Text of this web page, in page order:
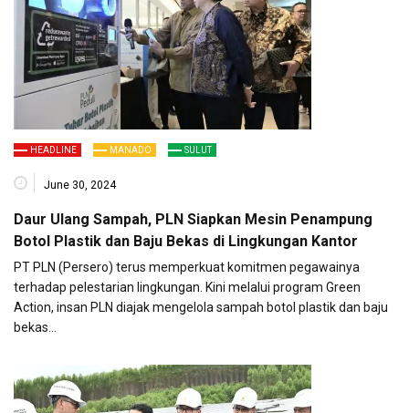
HEADLINE MANADO SULUT
June 30, 2024
Daur Ulang Sampah, PLN Siapkan Mesin Penampung
Botol Plastik dan Baju Bekas di Lingkungan Kantor
PT PLN (Persero) terus memperkuat komitmen pegawainya
terhadap pelestarian lingkungan. Kini melalui program Green
Action, insan PLN diajak mengelola sampah botol plastik dan baju
bekas…